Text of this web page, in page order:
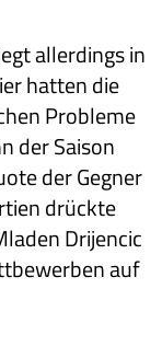
allerdings in
hatten die
Probleme
der Saison
der Gegner
drückte
Drijencic
auf